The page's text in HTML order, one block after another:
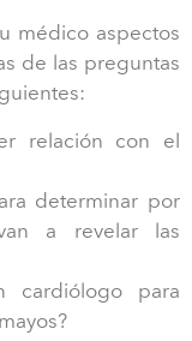
médico aspectos
de las preguntas
relación con el
determinar por
a revelar las
cardiólogo para